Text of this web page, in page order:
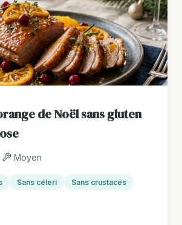
de Noël sans gluten
Moyen
Sans céleri
Sans crustacés